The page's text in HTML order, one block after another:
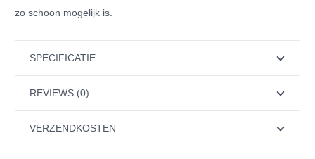
zo schoon mogelijk is.
SPECIFICATIE
REVIEWS (0)
VERZENDKOSTEN